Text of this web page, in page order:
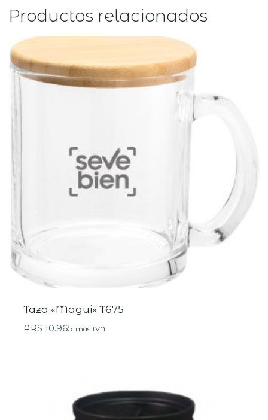
Productos relacionados
Taza «Magui» T675
ARS 10.965 más IVA